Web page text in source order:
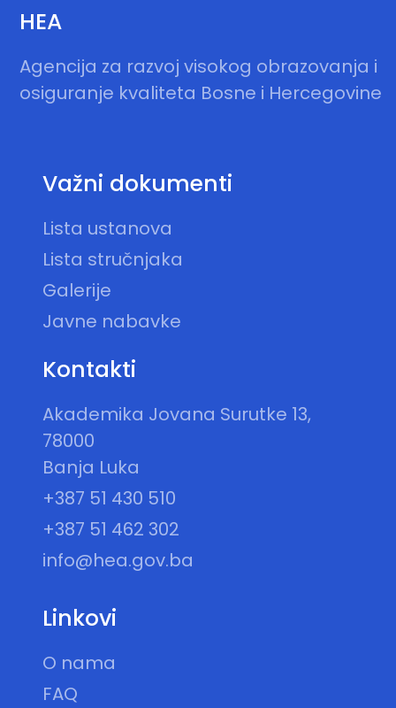
HEA
Agencija za razvoj visokog obrazovanja i
osiguranje kvaliteta Bosne i Hercegovine
Važni dokumenti
Lista ustanova
Lista stručnjaka
Galerije
Javne nabavke
Kontakti
Akademika Jovana Surutke 13,
78000
Banja Luka
+387 51 430 510
+387 51 462 302
info@hea.gov.ba
Linkovi
O nama
FAQ